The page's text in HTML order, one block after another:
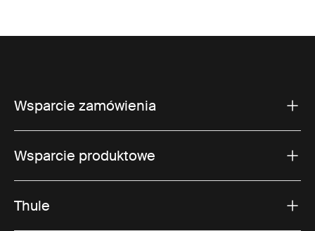
Wsparcie zamówienia
Wsparcie produktowe
Thule